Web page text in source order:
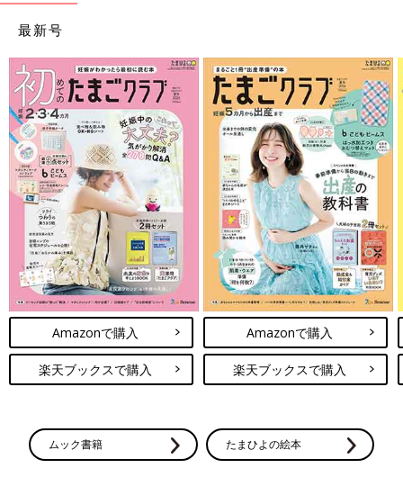
最新号
Amazonで購入
楽天ブックスで購入
Amazonで購入
楽天ブックスで購入
ムック書籍 たまひよの絵本